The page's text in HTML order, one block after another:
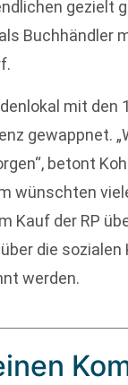
gezielt
Buchhändler
mit
gewappnet.
betont
wünschten
Kauf der RP
die
werden.